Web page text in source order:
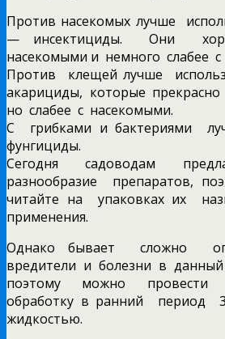
Против насекомых лучше
— инсектициды. Они
насекомыми и немного слабее
Против клещей лучше
акарициды, которые
но слабее с насекомыми.
С грибками и бактериями
фунгициды.
Сегодня садоводам
разнообразие препаратов,
читайте на упаковках их
применения.
Однако бывает сложно
вредители и болезни в
поэтому можно провести
обработку в ранний период
жидкостью.